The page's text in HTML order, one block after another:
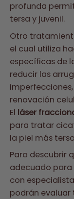
profunda
tersa y juvenil.
Otro
el cual utiliza
específicas de
reducir las
renovación
El láser
para tratar
la piel más
Para descubrir
adecuado
con
podrán evaluar